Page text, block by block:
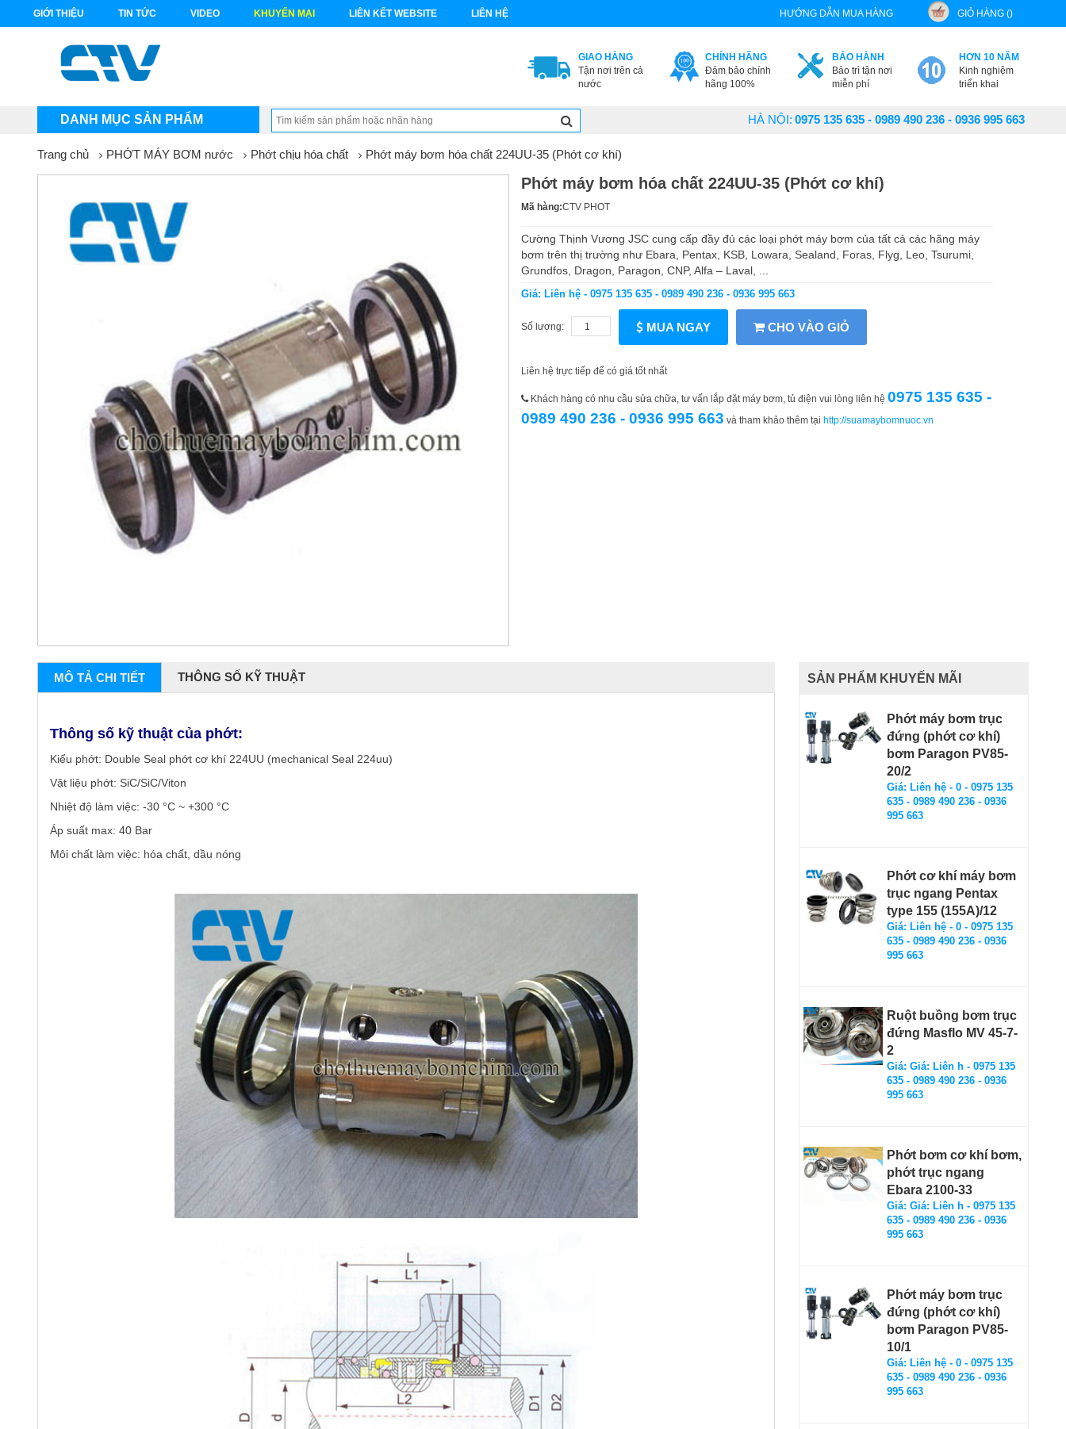
GIỚI THIỆU TIN TỨC VIDEO KHUYẾN MẠI LIÊN KẾT WEBSITE LIÊN HỆ HƯỚNG DẪN MUA HÀNG GIỎ HÀNG ()
GIAO HÀNG
Tận nơi trên cả
nước
CHÍNH HÃNG
Đảm bảo chính
hãng 100%
BẢO HÀNH
Bảo trì tận nơi
miễn phí
HƠN 10 NĂM
Kinh nghiệm
triển khai
DANH MỤC SẢN PHẨM HÀ NỘI: 0975 135 635 - 0989 490 236 - 0936 995 663
Trang chủ PHỚT MÁY BƠM nước Phớt chịu hóa chất Phớt máy bơm hóa chất 224UU-35 (Phớt cơ khí)
Phớt máy bơm hóa chất 224UU-35 (Phớt cơ khí)
Mã hàng:CTV PHOT
Cường Thịnh Vương JSC cung cấp đầy đủ các loại phớt máy bơm của tất cả các hãng máy
bơm trên thị trường như Ebara, Pentax, KSB, Lowara, Sealand, Foras, Flyg, Leo, Tsurumi,
Grundfos, Dragon, Paragon, CNP, Alfa – Laval, ...
Giá: Liên hệ - 0975 135 635 - 0989 490 236 - 0936 995 663
Số lượng: MUA NGAY CHO VÀO GIỎ
Liên hệ trực tiếp để có giá tốt nhất
Khách hàng có nhu cầu sửa chữa, tư vấn lắp đặt máy bơm, tủ điện vui lòng liên hệ 0975 135 635 -
0989 490 236 - 0936 995 663 và tham khảo thêm tại http://suamaybomnuoc.vn
MÔ TẢ CHI TIẾT THÔNG SỐ KỸ THUẬT
Thông số kỹ thuật của phớt:
Kiểu phớt: Double Seal phớt cơ khí 224UU (mechanical Seal 224uu)
Vật liệu phớt: SiC/SiC/Viton
Nhiệt độ làm việc: -30 °C ~ +300 °C
Áp suất max: 40 Bar
Môi chất làm việc: hóa chất, dầu nóng
SẢN PHẨM KHUYẾN MÃI
Phớt máy bơm trục
đứng (phớt cơ khí)
bơm Paragon PV85-
20/2
Giá: Liên hệ - 0 - 0975 135
635 - 0989 490 236 - 0936
995 663
Phớt cơ khí máy bơm
trục ngang Pentax
type 155 (155A)/12
Giá: Liên hệ - 0 - 0975 135
635 - 0989 490 236 - 0936
995 663
Ruột buồng bơm trục
đứng Masflo MV 45-7-
2
Giá: Giá: Liên h - 0975 135
635 - 0989 490 236 - 0936
995 663
Phớt bơm cơ khí bơm,
phớt trục ngang
Ebara 2100-33
Giá: Giá: Liên h - 0975 135
635 - 0989 490 236 - 0936
995 663
Phớt máy bơm trục
đứng (phớt cơ khí)
bơm Paragon PV85-
10/1
Giá: Liên hệ - 0 - 0975 135
635 - 0989 490 236 - 0936
995 663